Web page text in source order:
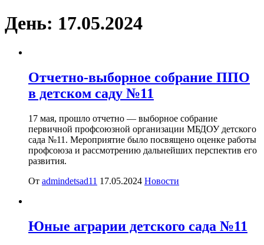
День: 17.05.2024
Отчетно-выборное собрание ППО
в детском саду №11
17 мая, прошло отчетно — выборное собрание
первичной профсоюзной организации МБДОУ детского
сада №11. Мероприятие было посвящено оценке работы
профсоюза и рассмотрению дальнейших перспектив его
развития.
От admindetsad11 17.05.2024 Новости
Юные аграрии детского сада №11